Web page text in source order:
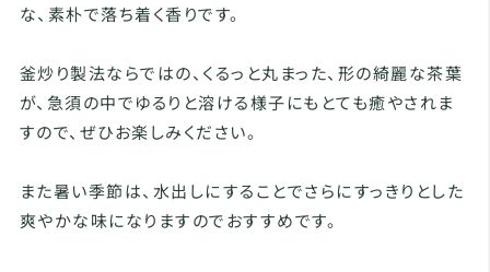
な、素朴で落ち着く香りです。
釜炒り製法ならではの、くるっと丸まった、形の綺麗な茶葉
が、急須の中でゆるりと溶ける様子にもとても癒やされま
すので、ぜひお楽しみください。
また暑い季節は、水出しにすることでさらにすっきりとした
爽やかな味になりますのでおすすめです。